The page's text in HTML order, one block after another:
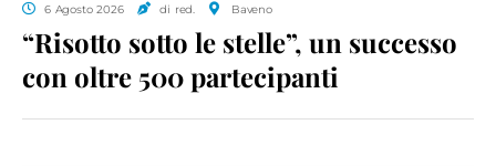
6 Agosto 2026 di red. Baveno
“Risotto sotto le stelle”, un successo
con oltre 500 partecipanti